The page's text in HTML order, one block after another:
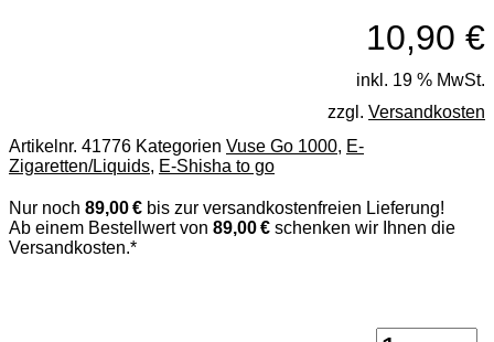
10,90 €
inkl. 19 % MwSt.
zzgl. Versandkosten
Artikelnr. 41776 Kategorien Vuse Go 1000, E-
Zigaretten/Liquids, E-Shisha to go
Nur noch 89,00 € bis zur versandkostenfreien Lieferung!
Ab einem Bestellwert von 89,00 € schenken wir Ihnen die
Versandkosten.*